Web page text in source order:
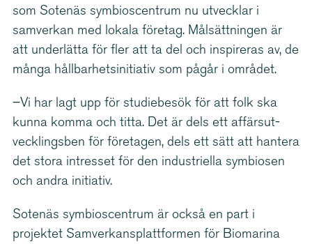
som Sotenäs symbi­os­centrum nu utvecklar i
samverkan med lokala företag. Målsättningen är
att underlätta för fler att ta del och inspireras av, de
många hållbar­hets­i­ni­tiativ som pågår i området.
–Vi har lagt upp för studiebesök för att folk ska
kunna komma och titta. Det är dels ett affärs­ut­
veck­lingsben för företagen, dels ett sätt att hantera
det stora intresset för den industriella symbiosen
och andra initiativ.
Sotenäs symbi­os­centrum är också en part i
projektet Samver­kans­platt­formen för Biomarina